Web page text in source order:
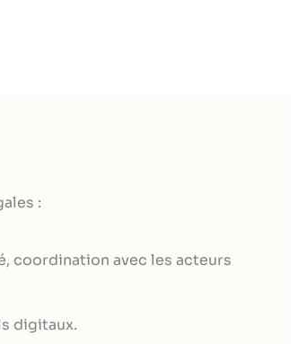
:
coordination avec les acteurs
digitaux.